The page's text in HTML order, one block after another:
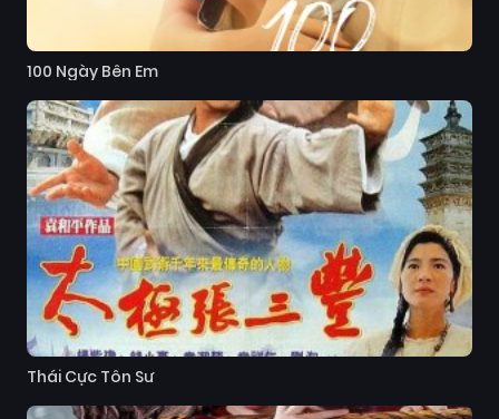
100 Ngày Bên Em
Thái Cực Tôn Sư